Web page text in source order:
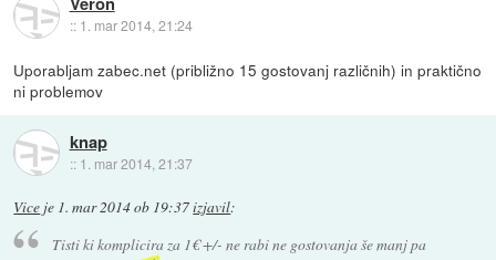
:: 1. mar 2014, 21:24
Uporabljam zabec.net (približno 15 gostovanj različnih) in praktično
ni problemov
knap
:: 1. mar 2014, 21:37
Vice je 1. mar 2014 ob 19:37izjavil:
Tisti ki komplicira za 1€ +/- ne rabi ne gostovanja še manj pa